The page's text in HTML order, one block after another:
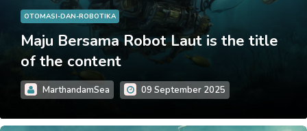
Keluarga & Parenting
Petualangan Keluarga di Lautan
Teknologi dan Kabar Nelayan
MarthandamSea 10 September 2025